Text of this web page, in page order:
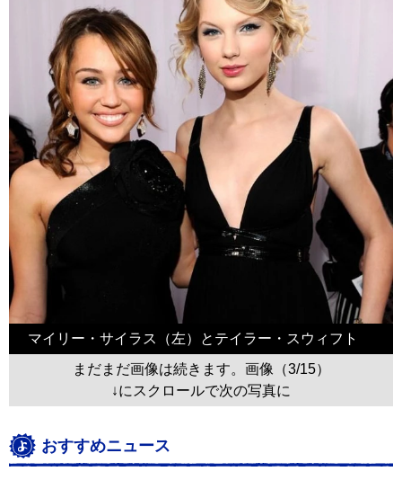
マイリー・サイラス（左）とテイラー・スウィフト
まだまだ画像は続きます。画像（3/15）
↓にスクロールで次の写真に
おすすめニュース